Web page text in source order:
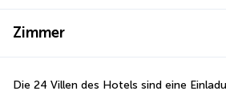
Zimmer
Die 24 Villen des Hotels sind eine